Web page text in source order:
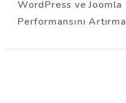
WordPress ve Joomla
Performansını Artırma